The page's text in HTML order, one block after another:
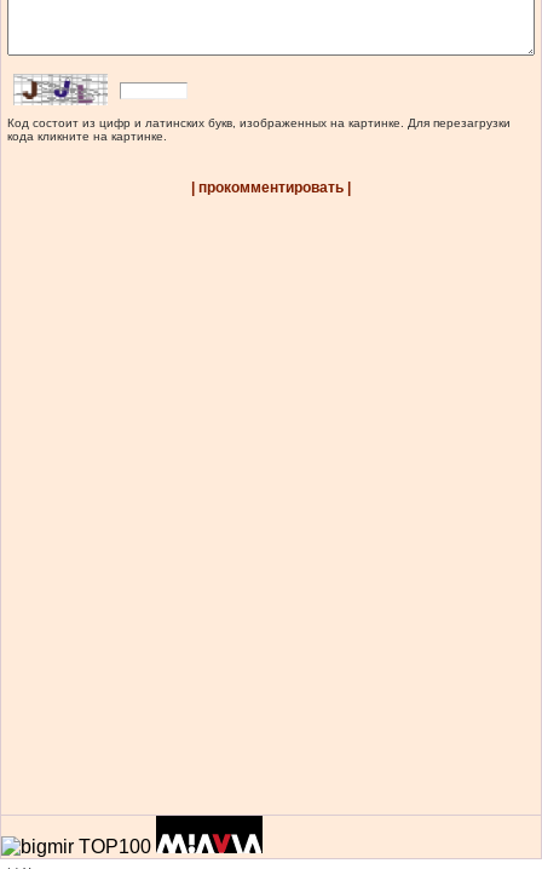
Код состоит из цифр и латинских букв, изображенных на картинке. Для перезагрузки
кода кликните на картинке.
| прокомментировать |